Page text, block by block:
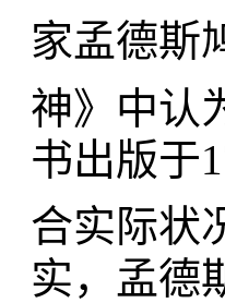
家孟德斯
神》中认
书出版于
合实际状
实，孟德